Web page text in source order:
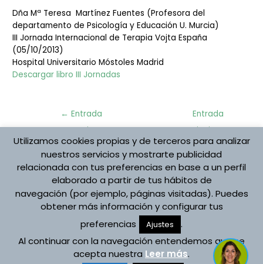
Dña Mª Teresa Martínez Fuentes (Profesora del
departamento de Psicología y Educación U. Murcia)
III Jornada Internacional de Terapia Vojta España
(05/10/2013)
Hospital Universitario Móstoles Madrid
Descargar libro III Jornadas
Navegación
← Entrada
anterior
Entrada
siguiente
→
Protección de datos
Aviso Legal
Política de cookies
Registro de Actividades
Copyright © 2026 Asociación Española Vojta
Desarrollado por Asociación Española Vojta
Utilizamos cookies propias y de terceros para analizar
nuestros servicios y mostrarte publicidad
relacionada con tus preferencias en base a un perfil
elaborado a partir de tus hábitos de
navegación (por ejemplo, páginas visitadas). Puedes
obtener más información y configurar tus
preferencias
Ajustes
.
Al continuar con la navegación entendemos que se
acepta nuestra Leer más.